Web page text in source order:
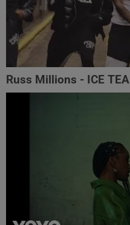
Russ Millions - ICE TEA